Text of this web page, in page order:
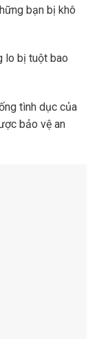
bạn bị khô
lo bị tuột bao
tình dục của
bảo vệ an